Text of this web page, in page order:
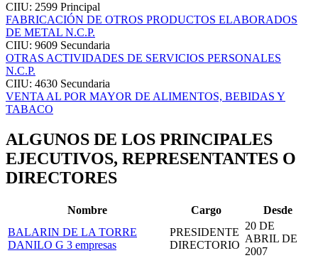
CIIU: 2599 Principal
FABRICACIÓN DE OTROS PRODUCTOS ELABORADOS
DE METAL N.C.P.
CIIU: 9609 Secundaria
OTRAS ACTIVIDADES DE SERVICIOS PERSONALES
N.C.P.
CIIU: 4630 Secundaria
VENTA AL POR MAYOR DE ALIMENTOS, BEBIDAS Y
TABACO
ALGUNOS DE LOS PRINCIPALES
EJECUTIVOS, REPRESENTANTES O
DIRECTORES
Nombre Cargo
Desde
BALARIN DE LA TORRE
DANILO G 3 empresas
PRESIDENTE
DIRECTORIO
20 DE
ABRIL DE
2007